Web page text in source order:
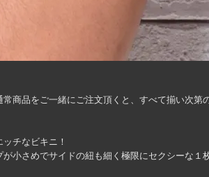
常商品をご一緒にご注文頂くと、すべて揃い次
チなビキニ！
が小さめでサイドの紐も細く極限にセクシーな１